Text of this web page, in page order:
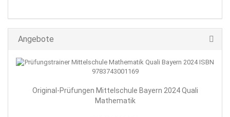
Angebote
Original-Prüfungen Mittelschule Bayern 2024 Quali
Mathematik